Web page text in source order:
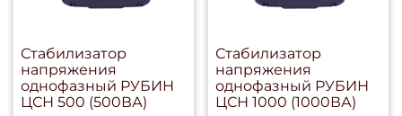
Стабилизатор
напряжения
однофазный РУБИН
ЦСН 500 (500ВА)
Стабилизатор
напряжения
однофазный РУБИН
ЦСН 1000 (1000ВА)